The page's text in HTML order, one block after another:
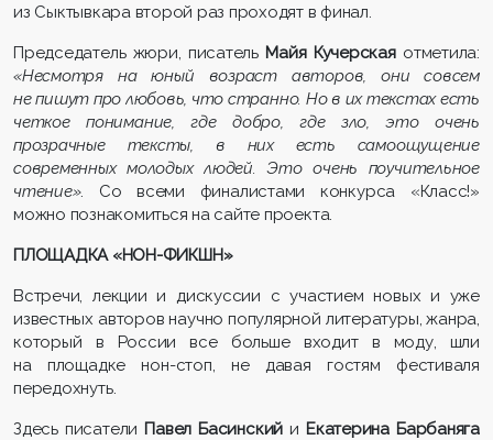
из Сыктывкара второй раз проходят в финал.
Председатель жюри, писатель Майя Кучерская отметила:
«Несмотря на юный возраст авторов, они совсем
не пишут про любовь, что странно. Но в их текстах есть
четкое понимание, где добро, где зло, это очень
прозрачные тексты, в них есть самоощущение
современных молодых людей. Это очень поучительное
чтение». Со всеми финалистами конкурса «Класс!»
можно познакомиться на сайте проекта.
ПЛОЩАДКА «НОН-ФИКШН»
Встречи, лекции и дискуссии с участием новых и уже
известных авторов научно популярной литературы, жанра,
который в России все больше входит в моду, шли
на площадке нон-стоп, не давая гостям фестиваля
передохнуть.
Здесь писатели Павел Басинскийи Екатерина Барбаняга